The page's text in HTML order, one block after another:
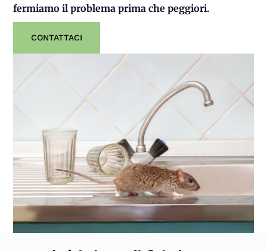
fermiamo il problema prima che peggiori.
CONTATTACI